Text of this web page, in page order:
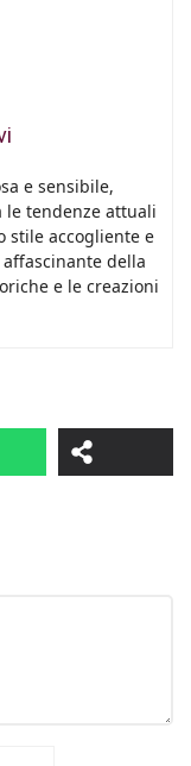
e sensibile,
le tendenze attuali
stile accogliente e
della
e le creazioni